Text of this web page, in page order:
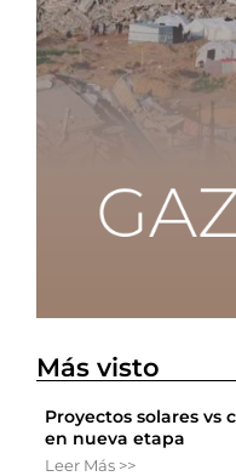
Más visto
Proyectos solares vs
en nueva etapa
Leer Más >>